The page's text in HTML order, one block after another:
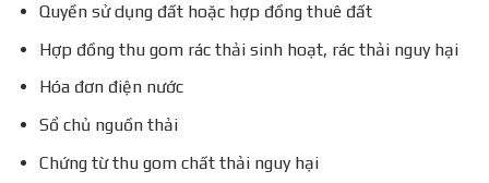
Quyền sử dụng đất hoặc hợp đồng thuê đất
Hợp đồng thu gom rác thải sinh hoạt, rác thải nguy hại
Hóa đơn điện nước
Sổ chủ nguồn thải
Chứng từ thu gom chất thải nguy hại